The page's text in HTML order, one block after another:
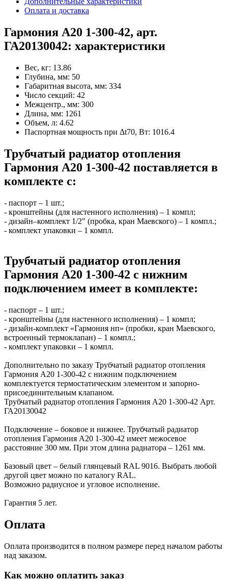
Оплата и доставка
Гармония А20 1-300-42, арт.
ГА20130042: характеристики
Вес, кг: 13.86
Глубина, мм: 50
Габаритная высота, мм: 334
Число секций: 42
Межцентр., мм: 300
Длина, мм: 1261
Объем, л: 4.62
Паспортная мощность при Δt70, Вт: 1016.4
Трубчатый радиатор отопления
Гармония А20 1-300-42 поставляется в
комплекте с:
- паспорт – 1 шт.;
- кронштейны (для настенного исполнения) – 1 компл;
- дизайн–комплект 1/2" (пробка, кран Маевского) – 1 компл.;
- комплект упаковки – 1 компл.
Трубчатый радиатор отопления
Гармония А20 1-300-42 с нижним
подключением имеет в комплекте:
- паспорт – 1 шт.;
- кронштейны (для настенного исполнения) – 1 компл;
- дизайн-комплект «Гармония нп» (пробки, кран Маевского,
встроенный термоклапан) – 1 компл.;
- комплект упаковки – 1 компл.
Дополнительно по заказу Трубчатый радиатор отопления
Гармония А20 1-300-42 с нижним подключением
комплектуется термостатическим элементом и запорно-
присоединительным клапаном.
Трубчатый радиатор отопления Гармония А20 1-300-42 Арт.
ГА20130042
Подключение – боковое и нижнее. Трубчатый радиатор
отопления Гармония А20 1-300-42 имеет межосевое
расстояние 300 мм. При этом длина радиатора – 1261 мм.
Базовый цвет – белый глянцевый RAL 9016. Выбрать любой
другой цвет можно по каталогу RAL.
Возможно радиусное и угловое исполнение.
Гарантия 5 лет.
Оплата
Оплата производится в полном размере перед началом работы
над заказом.
Как можно оплатить заказ